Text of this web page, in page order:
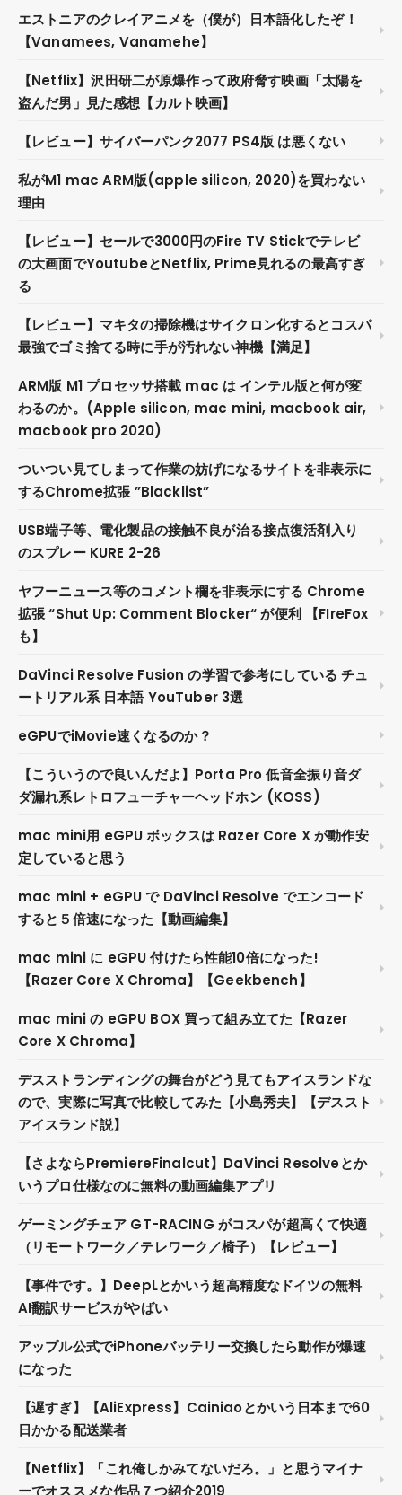
エストニアのクレイアニメを（僕が）日本語化したぞ！
【Vanamees, Vanamehe】
【Netflix】沢田研二が原爆作って政府脅す映画「太陽を
盗んだ男」見た感想【カルト映画】
【レビュー】サイバーパンク2077 PS4版 は悪くない
私がM1 mac ARM版(apple silicon, 2020)を買わない
理由
【レビュー】セールで3000円のFire TV Stickでテレビ
の大画面でYoutubeとNetflix, Prime見れるの最高すぎ
る
【レビュー】マキタの掃除機はサイクロン化するとコスパ
最強でゴミ捨てる時に手が汚れない神機【満足】
ARM版 M1 プロセッサ搭載 mac は インテル版と何が変
わるのか。(Apple silicon, mac mini, macbook air,
macbook pro 2020)
ついつい見てしまって作業の妨げになるサイトを非表示に
するChrome拡張 ”Blacklist”
USB端子等、電化製品の接触不良が治る接点復活剤入り
のスプレー KURE 2-26
ヤフーニュース等のコメント欄を非表示にする Chrome
拡張 “Shut Up: Comment Blocker“ が便利 【FIreFox
も】
DaVinci Resolve Fusion の学習で参考にしている チュ
ートリアル系 日本語 YouTuber 3選
eGPUでiMovie速くなるのか？
【こういうので良いんだよ】Porta Pro 低音全振り音ダ
ダ漏れ系レトロフューチャーヘッドホン (KOSS)
mac mini用 eGPU ボックスは Razer Core X が動作安
定していると思う
mac mini + eGPU で DaVinci Resolve でエンコード
すると５倍速になった【動画編集】
mac mini に eGPU 付けたら性能10倍になった!
【Razer Core X Chroma】【Geekbench】
mac mini の eGPU BOX 買って組み立てた【Razer
Core X Chroma】
デスストランディングの舞台がどう見てもアイスランドな
ので、実際に写真で比較してみた【小島秀夫】【デススト
アイスランド説】
【さよならPremiereFinalcut】DaVinci Resolveとか
いうプロ仕様なのに無料の動画編集アプリ
ゲーミングチェア GT-RACING がコスパが超高くて快適
（リモートワーク／テレワーク／椅子）【レビュー】
【事件です。】DeepLとかいう超高精度なドイツの無料
AI翻訳サービスがやばい
アップル公式でiPhoneバッテリー交換したら動作が爆速
になった
【遅すぎ】【AliExpress】Cainiaoとかいう日本まで60
日かかる配送業者
【Netflix】「これ俺しかみてないだろ。」と思うマイナ
ーでオススメな作品７つ紹介2019